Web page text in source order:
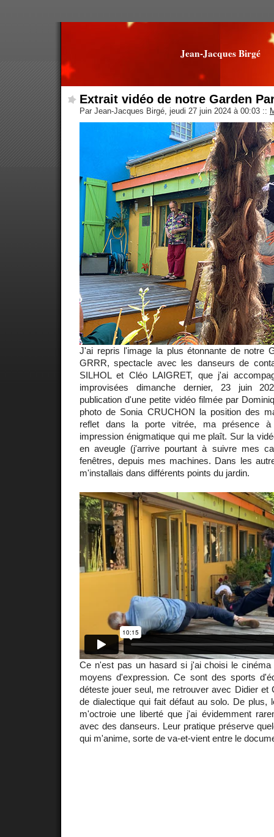
Jean-Jacques Birgé
Extrait vidéo de notre Garden
Par Jean-Jacques Birgé, jeudi 27 juin 2024 à 00:03 ::
J'ai repris l'image la plus étonnante de notre
GRRR, spectacle avec les danseurs de
SILHOL et Cléo LAIGRET, que j'ai
improvisées dimanche dernier, 23 juin
publication d'une petite vidéo filmée par
photo de Sonia CRUCHON la position des
reflet dans la porte vitrée, ma présence
impression énigmatique qui me plaît. Sur la
en aveugle (j'arrive pourtant à suivre mes
fenêtres, depuis mes machines. Dans les
m'installais dans différents points du jardin.
Ce n'est pas un hasard si j'ai choisi le
moyens d'expression. Ce sont des sports
déteste jouer seul, me retrouver avec Didier et
de dialectique qui fait défaut au solo. De plus,
m'octroie une liberté que j'ai évidemment
avec des danseurs. Leur pratique préserve
qui m'anime, sorte de va-et-vient entre le